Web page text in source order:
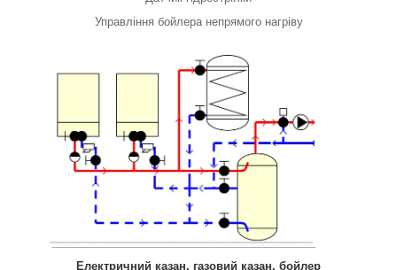
Управління бойлера непрямого нагріву
Електричний казан, газовий казан, бойлер